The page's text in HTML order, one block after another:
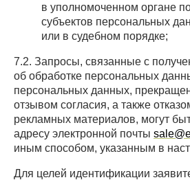
в уполномоченном органе
субъектов персональных
или в судебном порядке;
7.2. Запросы, связанные с
об обработке персональных
персональных данных,
отзывом согласия, а также
рекламных материалов, могут
адресу электронной почты
иным способом, указанным в
Для целей идентификации